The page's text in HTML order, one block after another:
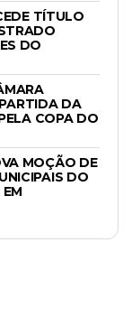
TÍTULO
DO
DA
COPA DO
MOÇÃO DE
DO